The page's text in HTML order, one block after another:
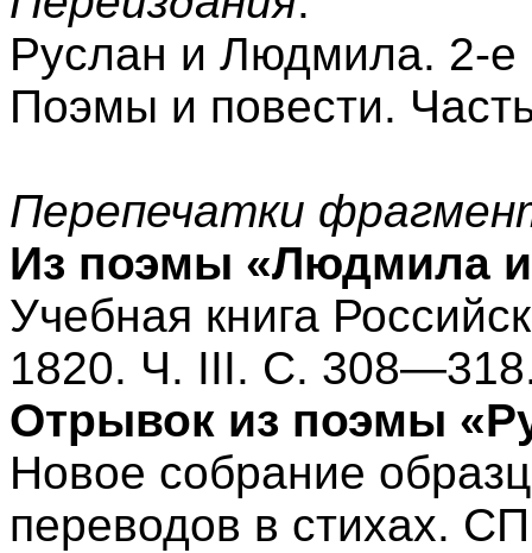
Руслан и Людмила. 2-
Поэмы и повести.
Перепечатки
Из поэмы «Людмила
Учебная книга
1820. Ч. III. С.
Отрывок из поэмы
Новое собрание
переводов в стихах.